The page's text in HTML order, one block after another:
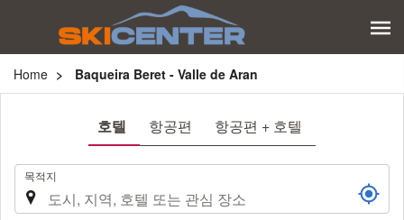
Home Baqueira Beret - Valle de Aran
호텔 항공편 항공편 + 호텔
. 목적지